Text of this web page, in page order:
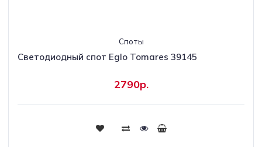
Споты
Светодиодный спот Eglo Tomares 39145
2790р.